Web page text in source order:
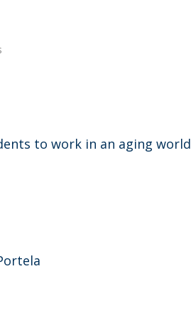
to work in an aging world